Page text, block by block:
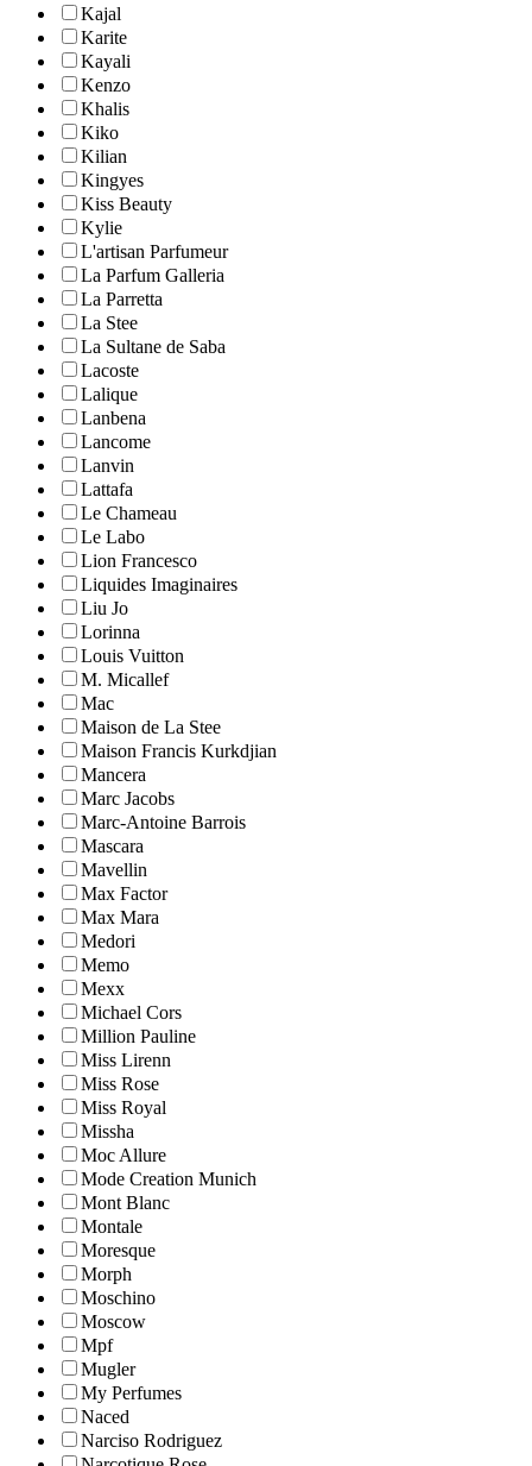
Kajal
Karite
Kayali
Kenzo
Khalis
Kiko
Kilian
Kingyes
Kiss Beauty
Kylie
L'artisan Parfumeur
La Parfum Galleria
La Parretta
La Stee
La Sultane de Saba
Lacoste
Lalique
Lanbena
Lancome
Lanvin
Lattafa
Le Chameau
Le Labo
Lion Francesco
Liquides Imaginaires
Liu Jo
Lorinna
Louis Vuitton
M. Micallef
Mac
Maison de La Stee
Maison Francis Kurkdjian
Mancera
Marc Jacobs
Marc-Antoine Barrois
Mascara
Mavellin
Max Factor
Max Mara
Medori
Memo
Mexx
Michael Cors
Million Pauline
Miss Lirenn
Miss Rose
Miss Royal
Missha
Moc Allure
Mode Creation Munich
Mont Blanc
Montale
Moresque
Morph
Moschino
Moscow
Mpf
Mugler
My Perfumes
Naced
Narciso Rodriguez